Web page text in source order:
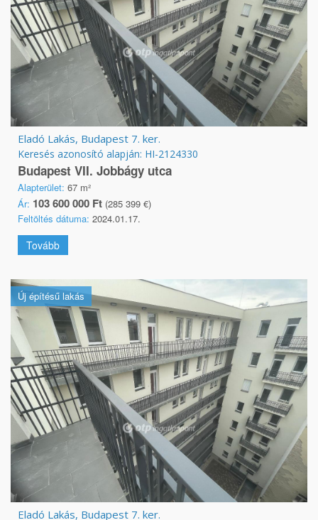
Eladó Lakás, Budapest 7. ker.
Keresés azonosító alapján: HI-2124330
Budapest VII. Jobbágy utca
Alapterület: 67 m²
Ár: 103 600 000 Ft (285 399 €)
Feltöltés dátuma: 2024.01.17.
Tovább
Új építésű lakás
Eladó Lakás, Budapest 7. ker.